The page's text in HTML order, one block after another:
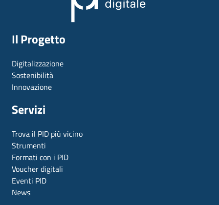
Il Progetto
Digitalizzazione
Sostenibilità
Innovazione
Servizi
Trova il PID più vicino
Strumenti
Formati con i PID
Voucher digitali
Eventi PID
News